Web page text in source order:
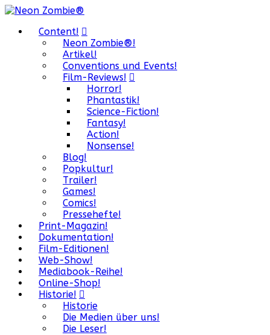
Content!
Neon Zombie®!
Artikel!
Conventions und Events!
Film-Reviews!
Horror!
Phantastik!
Science-Fiction!
Fantasy!
Action!
Nonsense!
Blog!
Popkultur!
Trailer!
Games!
Comics!
Pressehefte!
Print-Magazin!
Dokumentation!
Film-Editionen!
Web-Show!
Mediabook-Reihe!
Online-Shop!
Historie!
Historie
Die Medien über uns!
Die Leser!